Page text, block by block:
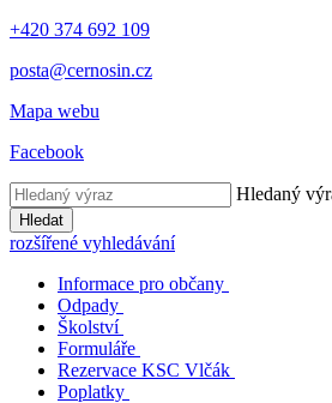
+420 374 692 109
posta@cernosin.cz
Mapa webu
Facebook
Hledaný
Hledat
rozšířené vyhledávání
Informace pro občany
Odpady
Školství
Formuláře
Rezervace KSC Vlčák
Poplatky